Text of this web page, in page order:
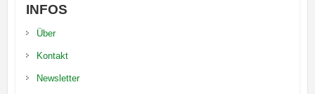
INFOS
Über
Kontakt
Newsletter